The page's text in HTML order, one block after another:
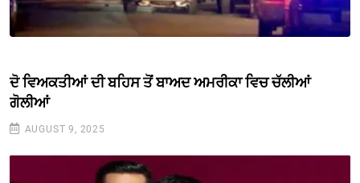
ਦੋ ਵਿਅਕਤੀਆਂ ਦੀ ਬਹਿਸ ਤੋਂ ਬਾਅਦ ਅਮਰੀਕਾ ਵਿਚ ਚੱਲੀਆਂ
ਗੋਲੀਆਂ
AUGUST 9, 2025